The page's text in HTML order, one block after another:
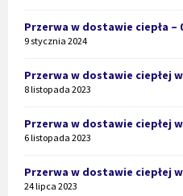
Przerwa w dostawie ciepła –
9 stycznia 2024
Przerwa w dostawie ciepłej
8 listopada 2023
Przerwa w dostawie ciepłej
6 listopada 2023
Przerwa w dostawie ciepłej
24 lipca 2023